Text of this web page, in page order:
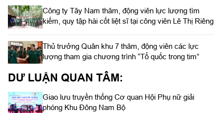
Công ty Tây Nam thăm, động viên lực lượng tìm
kiếm, quy tập hài cốt liệt sĩ tại công viên Lê Thị Riêng
Thủ trưởng Quân khu 7 thăm, động viên các lực
lượng tham gia chương trình “Tổ quốc trong tim”
DƯ LUẬN QUAN TÂM:
Giao lưu truyền thống Cơ quan Hội Phụ nữ giải
phóng Khu Đông Nam Bộ